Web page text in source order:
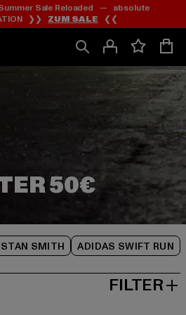
Zum
Inhalt
springen
Zum
Fußzeile
springen
Sale Reloaded — absolute
❯❯ ZUM SALE ❮❮
SMITH ADIDAS SWIFT RUN
Zum
Produktraster
springen
FILTER